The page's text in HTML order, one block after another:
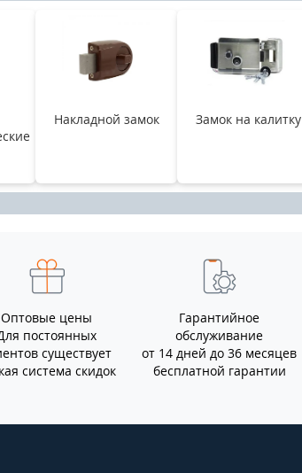
Накладной замок Замок на калитку
Оптовые цены
постоянных
существует
система скидок
Гарантийное
обслуживание
от 14 дней до 36 месяцев
бесплатной гарантии